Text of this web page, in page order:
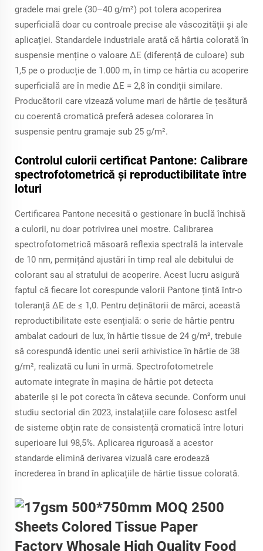
gradele mai grele (30–40 g/m²) pot tolera acoperirea
superficială doar cu controale precise ale vâscozității și ale
aplicației. Standardele industriale arată că hârtia colorată în
suspensie menține o valoare ΔE (diferență de culoare) sub
1,5 pe o producție de 1.000 m, în timp ce hârtia cu acoperire
superficială are în medie ΔE = 2,8 în condiții similare.
Producătorii care vizează volume mari de hârtie de țesătură
cu coerentă cromatică preferă adesea colorarea în
suspensie pentru gramaje sub 25 g/m².
Controlul culorii certificat Pantone: Calibrare
spectrofotometrică și reproductibilitate între
loturi
Certificarea Pantone necesită o gestionare în buclă închisă
a culorii, nu doar potrivirea unei mostre. Calibrarea
spectrofotometrică măsoară reflexia spectrală la intervale
de 10 nm, permițând ajustări în timp real ale debitului de
colorant sau al stratului de acoperire. Acest lucru asigură
faptul că fiecare lot corespunde valorii Pantone țintă într-o
toleranță ΔE de ≤ 1,0. Pentru deținătorii de mărci, această
reproductibilitate este esențială: o serie de hârtie pentru
ambalat cadouri de lux, în hârtie tissue de 24 g/m², trebuie
să corespundă identic unei serii arhivistice în hârtie de 38
g/m², realizată cu luni în urmă. Spectrofotometrele
automate integrate în mașina de hârtie pot detecta
abaterile și le pot corecta în câteva secunde. Conform unui
studiu sectorial din 2023, instalațiile care folosesc astfel
de sisteme obțin rate de consistență cromatică între loturi
superioare lui 98,5%. Aplicarea riguroasă a acestor
standarde elimină derivarea vizuală care erodează
încrederea în brand în aplicațiile de hârtie tissue colorată.